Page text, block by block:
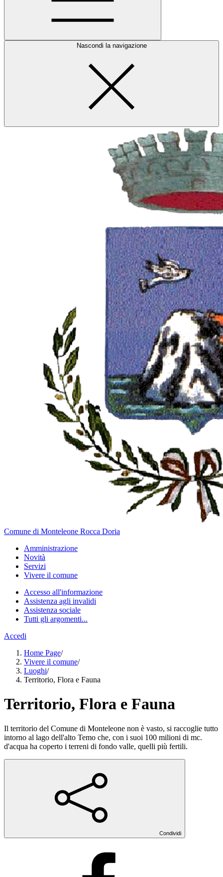
Nascondi la navigazione
Comune di Monteleone Rocca Doria
Amministrazione
Novità
Servizi
Vivere il comune
Accesso all'informazione
Assistenza agli invalidi
Assistenza sociale
Tutti gli argomenti...
Accedi
Home Page/
Vivere il comune/
Luoghi/
Territorio, Flora e Fauna
Territorio, Flora e Fauna
Il territorio del Comune di Monteleone non è vasto, si raccoglie tutto
intorno al lago dell'alto Temo che, con i suoi 100 milioni di mc.
d'acqua ha coperto i terreni di fondo valle, quelli più fertili.
Condividi